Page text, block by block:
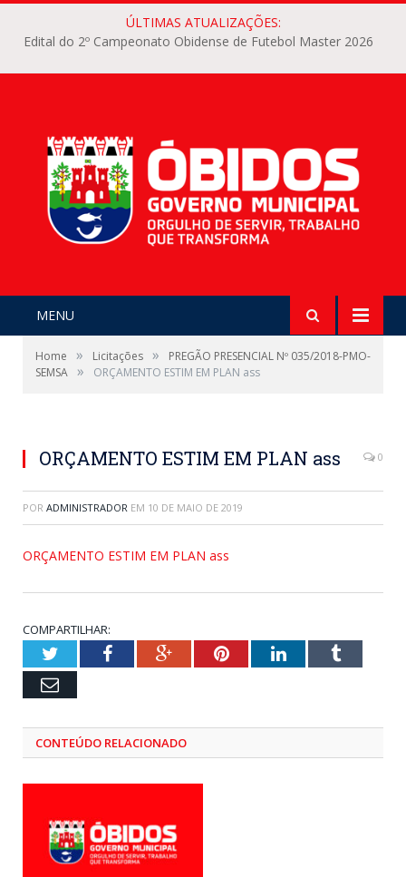
ÚLTIMAS ATUALIZAÇÕES:
Edital do 2º Campeonato Obidense de Futebol Master 2026
MENU
Home » Licitações »
PREGÃO PRESENCIAL Nº 035/2018-PMO-
SEMSA » ORÇAMENTO ESTIM EM PLAN ass
ORÇAMENTO ESTIM EM PLAN ass 0
POR ADMINISTRADOR EM 10 DE MAIO DE 2019
ORÇAMENTO ESTIM EM PLAN ass
COMPARTILHAR:
TwitterFacebookGoogle+PinterestLinkedInTumblr
Email
CONTEÚDO RELACIONADO